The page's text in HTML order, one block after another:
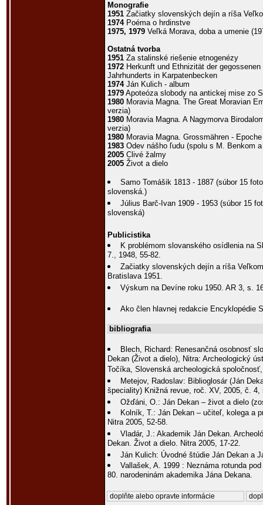
Monografie
1951 Začiatky slovenských dejín a ríša
1974Poéma o hrdinstve
1975, 1979 Veľká Morava, doba a umenie
Ostatná tvorba
1951 Za stalinské riešenie etnogenézy
1972 Herkunft und Ethnizität der
Jahrhunderts in Karpatenbecken
1974Ján Kulich - album
1979 Apoteóza slobody na antickej mise zo
1980 Moravia Magna. The Great Moravian
verzia)
1980 Moravia Magna. A Nagymorva
verzia)
1980 Moravia Magna. Grossmähren -
1983 Odev nášho ľudu (spolu s M. Benkom
2005 Clivé žalmy
2005 Život a dielo
Samo Tomášik 1813 - 1887 (súbor 15
slovenská.)
Július Barč-Ivan 1909 - 1953 (súbor 15
slovenská)
Publicistika
K problémom slovanského osídlenia na
7., 1948, 55-82.
Začiatky slovenských dejín a ríša
Bratislava 1951.
Výskum na Devíne roku 1950. AR 3, s.
Ako člen hlavnej redakcie Encyklopédie
bibliografia
Blech, Richard: Renesančná osobnosť
Dekan (Život a dielo), Nitra: Archeologický
Točíka, Slovenská archeologická
Metejov, Radoslav: Biblioglosár (Ján
špeciality) Knižná revue, roč. XV, 2005, č. 4,
Ožďáni, O.: Ján Dekan – život a dielo
Kolník, T.: Ján Dekan – učiteľ, kolega a
Nitra 2005, 52-58.
Vladár, J.: Akademik Ján Dekan.
Dekan. Život a dielo. Nitra 2005, 17-22.
Ján Kulich: Úvodné štúdie Ján Dekan a
Vallašek, A. 1999 : Neznáma rotunda
80. narodeninám akademika Jána Dekana.
doplňte alebo opravte informácie